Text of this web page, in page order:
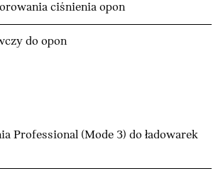
ciśnienia opon
do opon
Professional (Mode 3) do ładowarek